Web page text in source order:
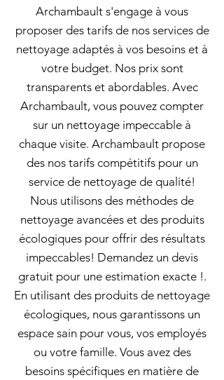
Archambault s'engage à vous
proposer des tarifs de nos services de
nettoyage adaptés à vos besoins et à
votre budget. Nos prix sont
transparents et abordables. Avec
Archambault, vous pouvez compter
sur un nettoyage impeccable à
chaque visite. Archambault propose
des nos tarifs compétitifs pour un
service de nettoyage de qualité!
Nous utilisons des méthodes de
nettoyage avancées et des produits
écologiques pour offrir des résultats
impeccables! Demandez un devis
gratuit pour une estimation exacte !.
En utilisant des produits de nettoyage
écologiques, nous garantissons un
espace sain pour vous, vos employés
ou votre famille. Vous avez des
besoins spécifiques en matière de